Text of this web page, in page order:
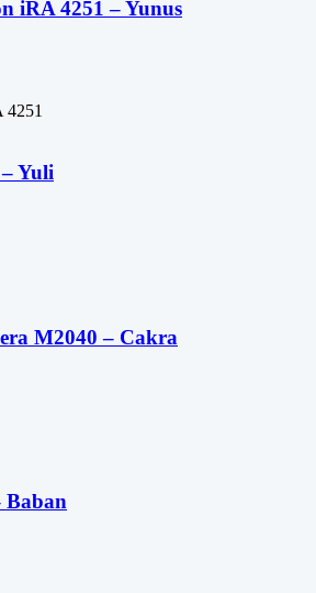
iRA 4251 – Yunus
4251
Yuli
M2040 – Cakra
Baban